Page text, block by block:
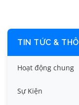
TIN TỨC &
Hoạt động chung
Tin công tác
Sự Kiện